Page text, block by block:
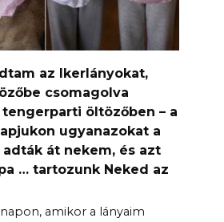
az Ikerlányokat,
csomagolva
öltözőben – a
ugyanazokat a
át nekem, és azt
… tartozunk Neked az
napon, amikor a lányaim